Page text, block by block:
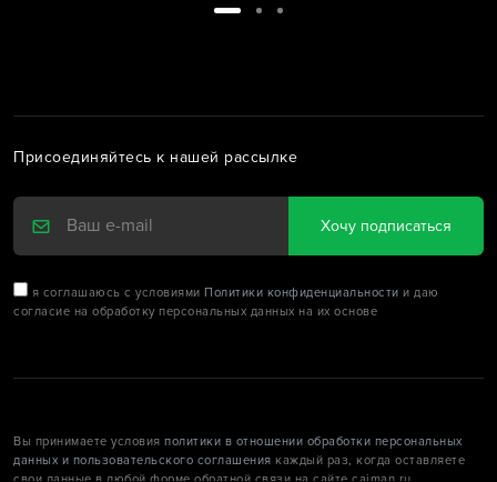
Присоединяйтесь к нашей рассылке
Хочу подписаться
я соглашаюсь с условиями Политики конфиденциальности и даю
согласие на обработку персональных данных на их основе
Вы принимаете условия политики в отношении обработки персональных
данных и пользовательского соглашения каждый раз, когда оставляете